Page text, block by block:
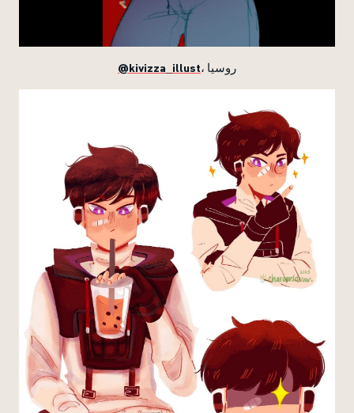
@kivizza_illust ، روسيا